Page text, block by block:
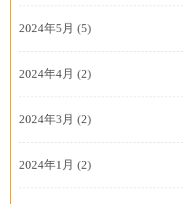
2024年5月 (5)
2024年4月 (2)
2024年3月 (2)
2024年1月 (2)